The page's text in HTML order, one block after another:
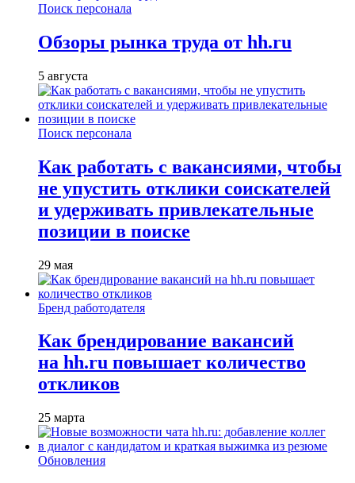
Поиск персонала
Обзоры рынка труда от hh.ru
5 августа
Поиск персонала
Как работать с вакансиями, чтобы
не упустить отклики соискателей
и удерживать привлекательные
позиции в поиске
29 мая
Бренд работодателя
Как брендирование вакансий
на hh.ru повышает количество
откликов
25 марта
Обновления